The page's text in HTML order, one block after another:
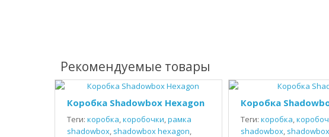
Рекомендуемые товары
Коробка Shadowbox Hexagon
Теги: коробка,коробочки,рамка
shadowbox, shadowbox hexagon,
Коробка
Теги: коробка,
shadowbox, shadowbox